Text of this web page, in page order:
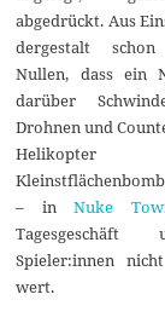
abgedrückt. Aus
dergestalt
Nullen, dass ein
darüber
Drohnen und
– inNuke
Spieler:innen
wert.